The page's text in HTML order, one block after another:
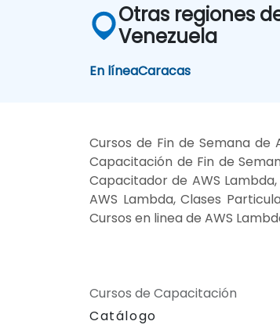
Otras regiones
Venezuela
En líneaCaracas
Cursos de Fin de Semana de
Capacitación de Fin de
Capacitador de AWS
AWS Lambda, Clases
Cursos en linea de AWS
Cursos de Capacitación
Catálogo